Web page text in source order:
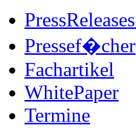
PressReleases
Pressef�cher
Fachartikel
WhitePaper
Termine